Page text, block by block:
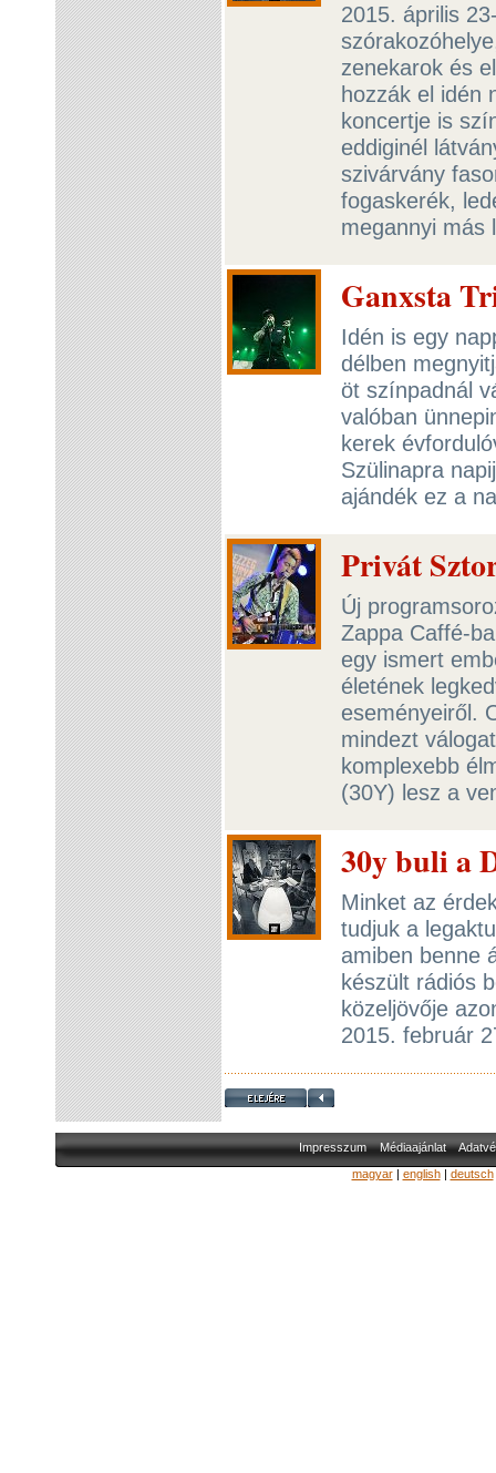
2015. április
zenekarok és
hozzák el idén
koncertje is
eddiginél
szivárvány
fogaskerék,
megannyi
Ganxsta
Idén is egy
délben
öt színpadnál
valóban
kerek
Szülinapra
ajándék ez a
Privát
Új
Zappa Caffé-
egy ismert
életének
eseményeiről.
mindezt
komplexebb
(30Y) lesz a
30y buli a
Minket az
tudjuk a
amiben benne
készült rádiós
közeljövője
2015. február
Impresszum Médiaajánlat
magyar| english| deutsch